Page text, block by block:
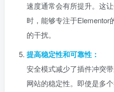
速度通常会有所提升。这
时，能够专注于Elementor
的干扰。
提高稳定性和可靠性：
安全模式减少了插件冲突
网站的稳定性。即使是多